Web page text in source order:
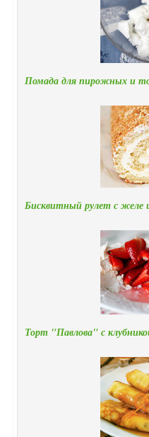
Помада для пирожных и
Бисквитный рулет с
Торт "Павлова" с